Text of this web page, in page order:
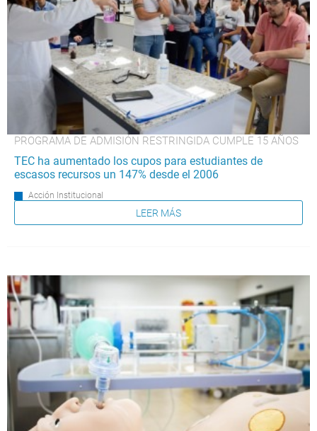
PROGRAMA DE ADMISIÓN RESTRINGIDA CUMPLE 15 AÑOS
TEC ha aumentado los cupos para estudiantes de
escasos recursos un 147% desde el 2006
Acción Institucional
LEER MÁS